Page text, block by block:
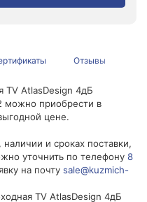
Отзывы
TV AtlasDesign 4дБ
можно приобрести в
цене.
и сроках поставки,
уточнить по телефону 8
на почту sale@kuzmich-
TV AtlasDesign 4дБ